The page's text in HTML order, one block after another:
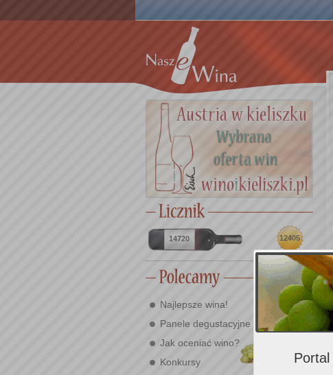
14720 12405
Najlepsze wina!
Panele degustacyjne
Jak oceniać wino?
Konkursy
Portal